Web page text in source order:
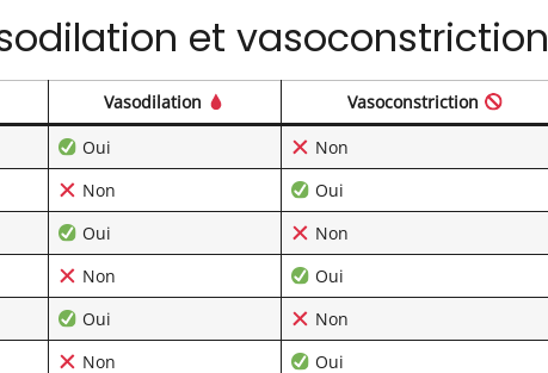
et vasoconstriction
Vasodilation
Vasoconstriction
Oui
Non
Non
Oui
Oui
Non
Non
Oui
Oui
Non
Non
Oui